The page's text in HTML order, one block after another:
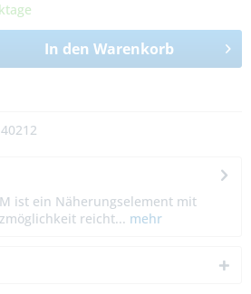
In den Warenkorb
40212
ist ein Näherungselement mit
reicht... mehr